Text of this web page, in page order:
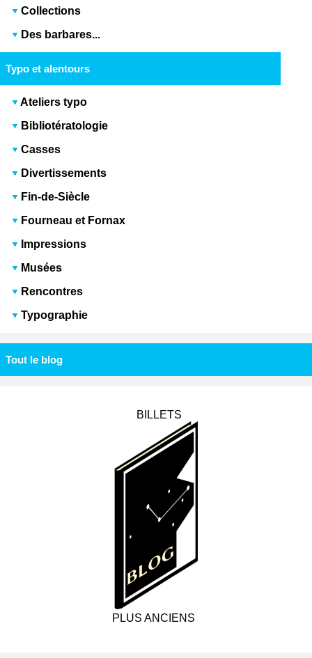
Collections
Des barbares...
Typo et alentours
Ateliers typo
Bibliotératologie
Casses
Divertissements
Fin-de-Siècle
Fourneau et Fornax
Impressions
Musées
Rencontres
Typographie
Tout le blog
BILLETS
PLUS ANCIENS